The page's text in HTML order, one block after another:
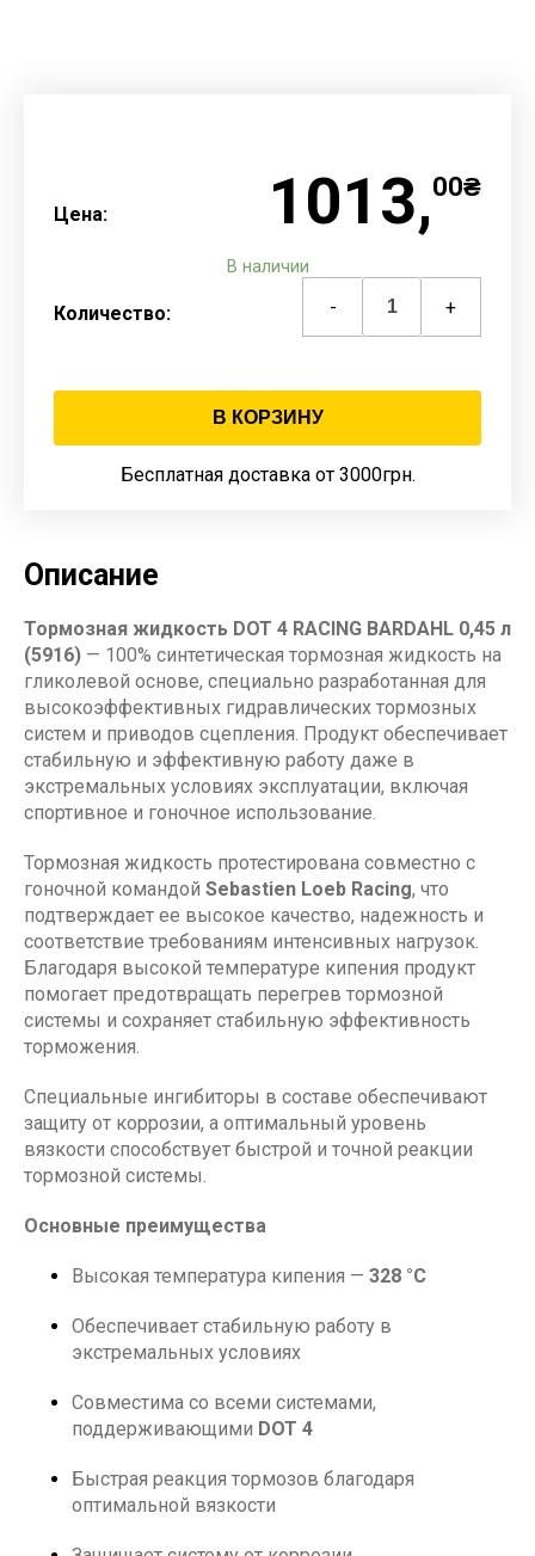
Цена: 1013,00₴
В наличии
Количество: - +
В КОРЗИНУ
Бесплатная доставка от 3000грн.
Описание
Тормозная жидкость DOT 4 RACING BARDAHL 0,45 л
(5916) — 100% синтетическая тормозная жидкость на
гликолевой основе, специально разработанная для
высокоэффективных гидравлических тормозных
систем и приводов сцепления. Продукт обеспечивает
стабильную и эффективную работу даже в
экстремальных условиях эксплуатации, включая
спортивное и гоночное использование.
Тормозная жидкость протестирована совместно с
гоночной командой Sebastien Loeb Racing, что
подтверждает ее высокое качество, надежность и
соответствие требованиям интенсивных нагрузок.
Благодаря высокой температуре кипения продукт
помогает предотвращать перегрев тормозной
системы и сохраняет стабильную эффективность
торможения.
Специальные ингибиторы в составе обеспечивают
защиту от коррозии, а оптимальный уровень
вязкости способствует быстрой и точной реакции
тормозной системы.
Основные преимущества
Высокая температура кипения — 328 °C
Обеспечивает стабильную работу в
экстремальных условиях
Совместима со всеми системами,
поддерживающими DOT 4
Быстрая реакция тормозов благодаря
оптимальной вязкости